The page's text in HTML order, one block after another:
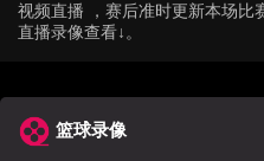
视频直播 ，赛后准时更新本场比
直播录像查看↓。
篮球录像